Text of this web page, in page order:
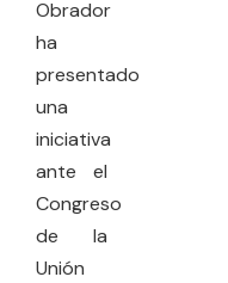
Obrador
ha
presentado
una
iniciativa
ante el
Congreso
de la
Unión